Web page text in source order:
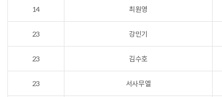
14 최원영
23 강민기
23 김수호
23 서사무엘